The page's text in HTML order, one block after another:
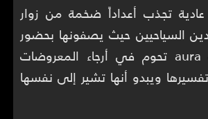
عادية تجذب أعداداً ضخمة من زوار
السياحيين حيث يصفونها بحضور
روحاني أو هالة aura تحوم في أرجاء المعروضات
ويبدو أنها تشير إلى نفسها